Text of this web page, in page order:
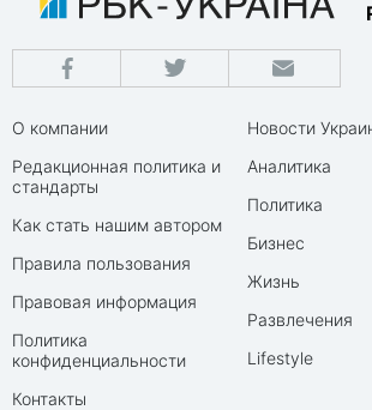
О компании
Редакционная политика и
стандарты
Как стать нашим автором
Правила пользования
Правовая информация
Политика
конфиденциальности
Контакты
Новости
Аналитика
Политика
Бизнес
Жизнь
Развлечения
Lifestyle